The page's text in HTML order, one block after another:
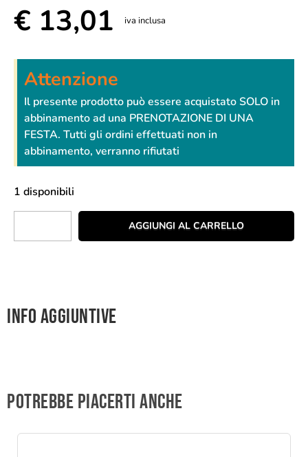
€ 13,01 iva inclusa
Attenzione
Il presente prodotto può essere acquistato SOLO in
abbinamento ad una PRENOTAZIONE DI UNA
FESTA. Tutti gli ordini effettuati non in
abbinamento, verranno rifiutati
1 disponibili
AGGIUNGI AL CARRELLO
Info aggiuntive
Potrebbe piacerti anche